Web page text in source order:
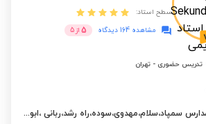
سطح استاد:
مشاهده 164 دیدگاه
5 از 5
تدریس حضوری - تهران
تدریس شاگردان مدارس سمپاد،سلام،مهدوی،سوده،راه رشد،ربانی ،ابوعلی سینا،البرز و مدارس بین المللی.